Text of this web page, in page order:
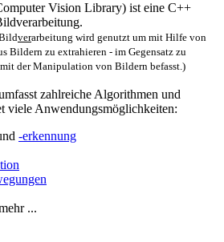
Vision Library) ist eine C++
verarbeitung wird genutzt um mit Hilfe von
Bildern zu extrahieren - im Gegensatz zu
der Manipulation von Bildern befasst.)
zahlreiche Algorithmen und
viele Anwendungsmöglichkeiten:
-erkennung
...